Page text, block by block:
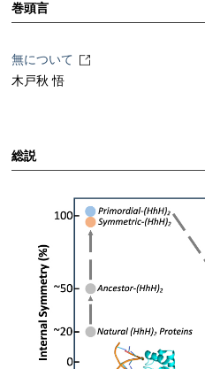
巻頭言
無について
木戸秋 悟
総説